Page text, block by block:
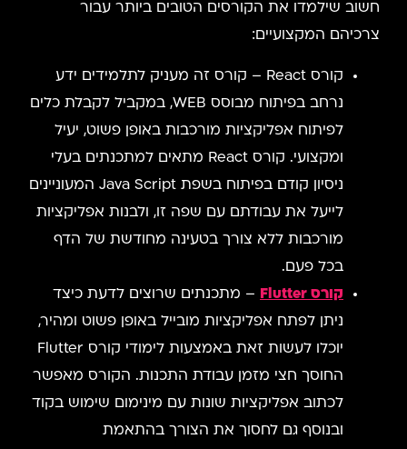
חשוב שילמדו את הקורסים הטובים ביותר עבור
צרכיהם המקצועיים:
קורס React – קורס זה מעניק לתלמידים ידע
נרחב בפיתוח מבוסס WEB, במקביל לקבלת כלים
לפיתוח אפליקציות מורכבות באופן פשוט, יעיל
ומקצועי. קורס React מתאים למתכנתים בעלי
ניסיון קודם בפיתוח בשפת Java Script המעוניינים
לייעל את עבודתם עם שפה זו, ולבנות אפליקציות
מורכבות ללא צורך בטעינה מחודשת של הדף
בכל פעם.
קורס Flutter
– מתכנתים שרוצים לדעת כיצד
ניתן לפתח אפליקציות מובייל באופן פשוט ומהיר,
יוכלו לעשות זאת באמצעות לימודי קורס Flutter
החוסך חצי מזמן עבודת התכנות. הקורס מאפשר
לכתוב אפליקציות שונות עם מינימום שימוש בקוד
ובנוסף גם לחסוך את הצורך בהתאמת